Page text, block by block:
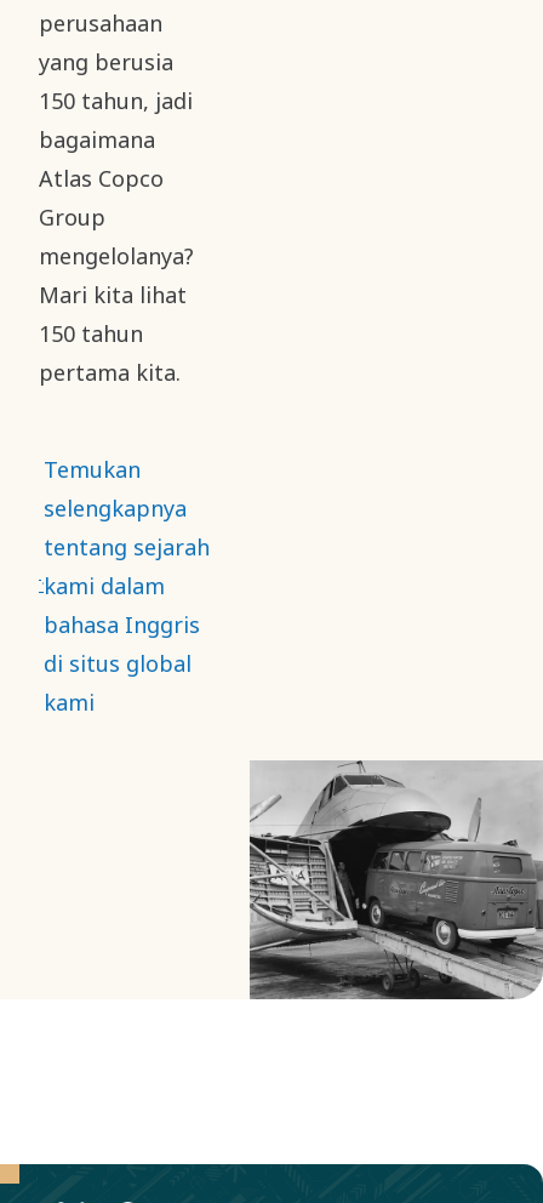
perusahaan
yang berusia
150 tahun, jadi
bagaimana
Atlas Copco
Group
mengelolanya?
Mari kita lihat
150 tahun
pertama kita.
Temukan
selengkapnya
tentang sejarah
kami dalam
bahasa Inggris
di situs global
kami